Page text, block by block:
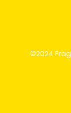
©2024